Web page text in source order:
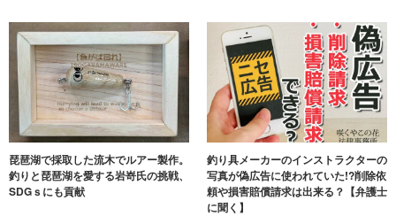
琵琶湖で採取した流木でルアー製作。
釣りと琵琶湖を愛する岩嵜氏の挑戦、
SDGｓにも貢献
釣り具メーカーのインストラクターの
写真が偽広告に使われていた!?削除依
頼や損害賠償請求は出来る？【弁護士
に聞く】